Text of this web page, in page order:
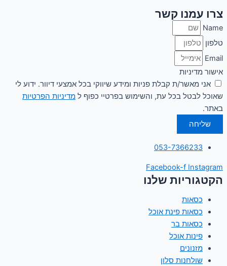
צרו עמנו קשר
Name
טלפון
Email
אישור מדיניות
אני מאשר/ת קבלת פניות ומידע שיווקי בכל אמצעי דיוור. ידוע לי
שאוכל לבטל בכל עת, והשימוש בפרטיי כפוף ל מדיניות הפרטיות
באתר.
שליחה
053-7366233
Facebook-f Instagram
הקטגוריות שלנו
כסאות
כסאות פינת אוכל
כסאות בר
פינות אוכל
מזנונים
שולחנות סלון